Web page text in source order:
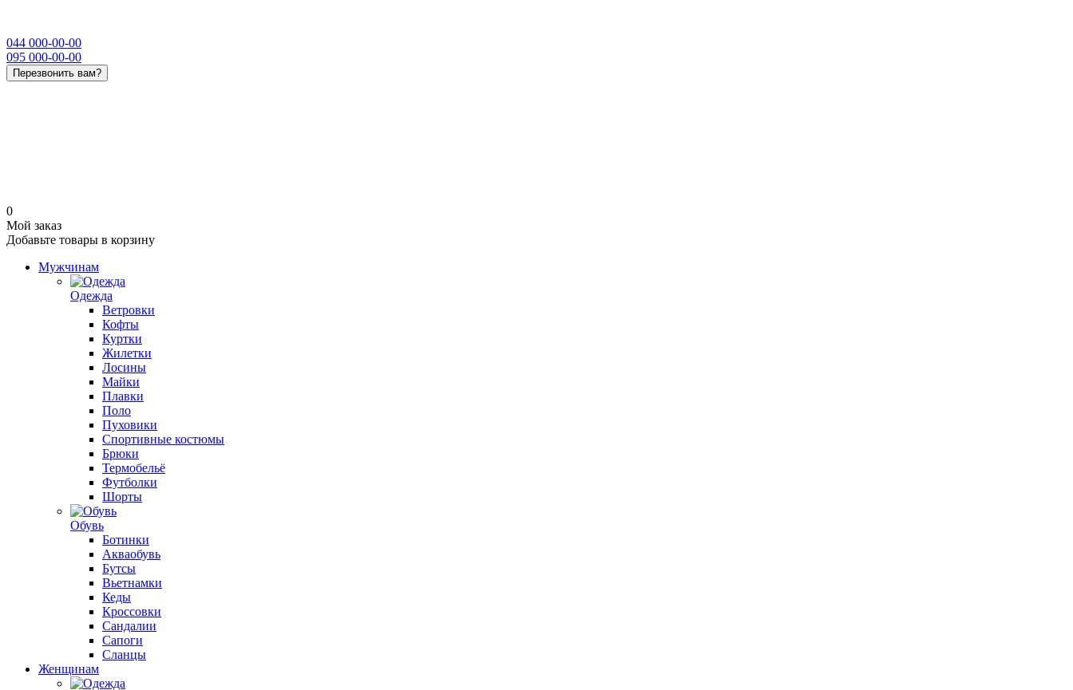
044 000-00-00
095 000-00-00
Перезвонить вам?
0
Мой заказ
Добавьте товары в корзину
Мужчинам
Одежда
Ветровки
Кофты
Куртки
Жилетки
Лосины
Майки
Плавки
Поло
Пуховики
Спортивные костюмы
Брюки
Термобельё
Футболки
Шорты
Обувь
Ботинки
Акваобувь
Бутсы
Вьетнамки
Кеды
Кроссовки
Сандалии
Сапоги
Сланцы
Женщинам